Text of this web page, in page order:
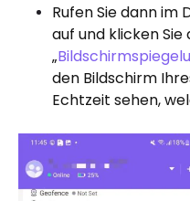
Rufen Sie dann im
auf und klicken Sie
„
den Bildschirm
Echtzeit sehen,